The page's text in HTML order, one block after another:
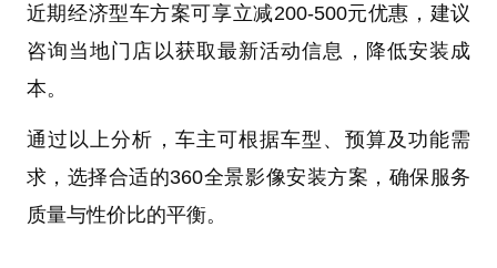
近期经济型车方案可享立减200-500元优惠，建议
咨询当地门店以获取最新活动信息，降低安装成
本。
通过以上分析，车主可根据车型、预算及功能需
求，选择合适的360全景影像安装方案，确保服务
质量与性价比的平衡。